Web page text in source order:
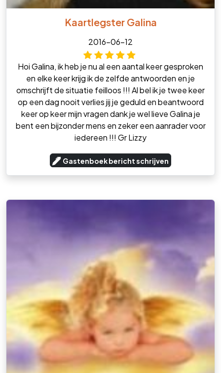
Kaartlegster Galina
2016-06-12
Hoi Galina, ik heb je nu al een aantal keer gesproken
en elke keer krijg ik de zelfde antwoorden en je
omschrijft de situatie feilloos !!! Al bel ik je twee keer
op een dag nooit verlies jij je geduld en beantwoord
keer op keer mijn vragen dank je wel lieve Galina je
bent een bijzonder mens en zeker een aanrader voor
iedereen !!! Gr Lizzy
Gastenboek bericht schrijven